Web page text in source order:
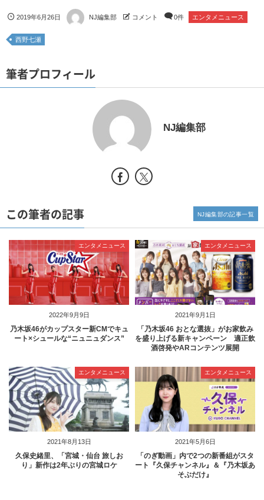
2019年6月26日 NJ編集部 コメント 0件 エンタメニュース
西野七瀬
筆者プロフィール
NJ編集部
この筆者の記事
2022年9月9日
エンタメニュース
乃木坂46がカップスター新CMでキュ
ート×シュールな“ニュニュダンス”
2021年9月1日
エンタメニュース
「乃木坂46 おとな選抜」がお家飲み
を盛り上げる新キャンペーン 適正飲
酒啓発やARコンテンツ展開
2021年8月13日
エンタメニュース
久保史緒里、「宮城・仙台 旅しお
り」新作は2年ぶりの宮城ロケ
2021年5月6日
エンタメニュース
「のぎ動画」内で2つの新番組がスタ
ート『久保チャンネル』＆『乃木坂あ
そぶだけ』
NJ編集部の記事一覧